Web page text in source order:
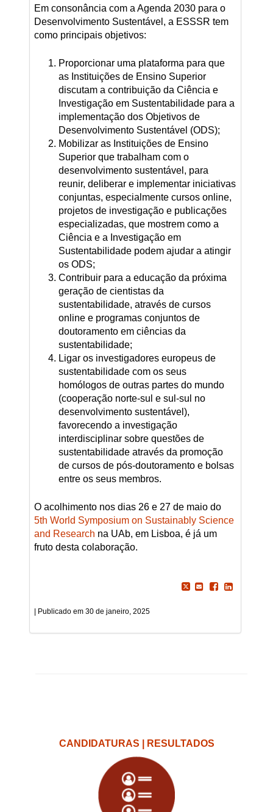
Em consonância com a Agenda 2030 para o
Desenvolvimento Sustentável, a ESSSR tem
como principais objetivos:
Proporcionar uma plataforma para que
as Instituições de Ensino Superior
discutam a contribuição da Ciência e
Investigação em Sustentabilidade para a
implementação dos Objetivos de
Desenvolvimento Sustentável (ODS);
Mobilizar as Instituições de Ensino
Superior que trabalham com o
desenvolvimento sustentável, para
reunir, deliberar e implementar iniciativas
conjuntas, especialmente cursos online,
projetos de investigação e publicações
especializadas, que mostrem como a
Ciência e a Investigação em
Sustentabilidade podem ajudar a atingir
os ODS;
Contribuir para a educação da próxima
geração de cientistas da
sustentabilidade, através de cursos
online e programas conjuntos de
doutoramento em ciências da
sustentabilidade;
Ligar os investigadores europeus de
sustentabilidade com os seus
homólogos de outras partes do mundo
(cooperação norte-sul e sul-sul no
desenvolvimento sustentável),
favorecendo a investigação
interdisciplinar sobre questões de
sustentabilidade através da promoção
de cursos de pós-doutoramento e bolsas
entre os seus membros.
O acolhimento nos dias 26 e 27 de maio do
5th World Symposium on Sustainably Science
and Research na UAb, em Lisboa, é já um
fruto desta colaboração.
30 de janeiro, 2025
CANDIDATURAS | RESULTADOS